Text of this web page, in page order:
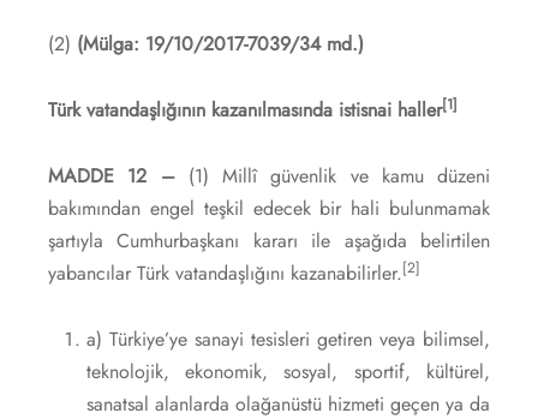
(2) (Mülga: 19/10/2017-7039/34 md.)
Türk vatandaşlığının kazanılmasında istisnai haller[1]
MADDE 12 –(1) Millî güvenlik ve kamu düzeni
bakımından engel teşkil edecek bir hali bulunmamak
şartıyla Cumhurbaşkanı kararı ile aşağıda belirtilen
yabancılar Türk vatandaşlığını kazanabilirler.[2]
a) Türkiye’ye sanayi tesisleri getiren veya bilimsel,
teknolojik, ekonomik, sosyal, sportif, kültürel,
sanatsal alanlarda olağanüstü hizmeti geçen ya da